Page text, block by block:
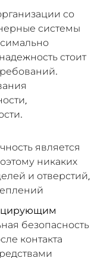
со
системы
стоит
является
никаких
и отверстий,
безопасность
контакта